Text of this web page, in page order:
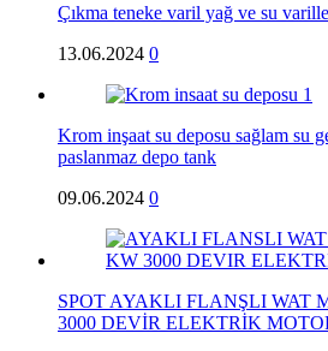
Çıkma teneke varil yağ ve su
13.06.2024 0
Krom inşaat su deposu sağlam su
paslanmaz depo tank
09.06.2024 0
SPOT AYAKLI FLANŞLI WAT
3000 DEVİR ELEKTRİK